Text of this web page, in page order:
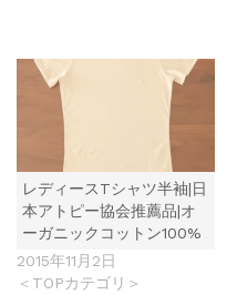
レディースTシャツ半袖|日
本アトピー協会推薦品|オ
ーガニックコットン100%
2015年11月2日
＜TOPカテゴリ＞